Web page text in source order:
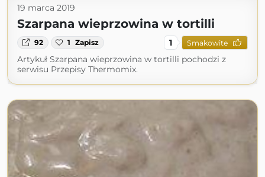
19 marca 2019
Szarpana wieprzowina w tortilli
92 1 Zapisz 1 Smakowite
Artykuł Szarpana wieprzowina w tortilli pochodzi z
serwisu Przepisy Thermomix.